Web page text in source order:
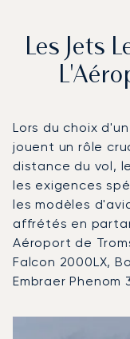
Les Jets
Lors du choix
jouent un rôle
distance du vol,
les exigences
les modèles
affrétés en
Aéroport de
Falcon 2000LX,
Embraer Phenom